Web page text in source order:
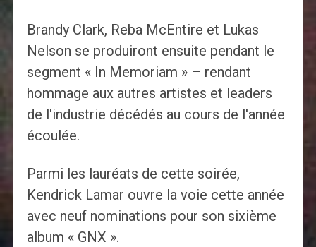
Brandy Clark, Reba McEntire et Lukas
Nelson se produiront ensuite pendant le
segment « In Memoriam » – rendant
hommage aux autres artistes et leaders
de l'industrie décédés au cours de l'année
écoulée.
Parmi les lauréats de cette soirée,
Kendrick Lamar ouvre la voie cette année
avec neuf nominations pour son sixième
album « GNX ».